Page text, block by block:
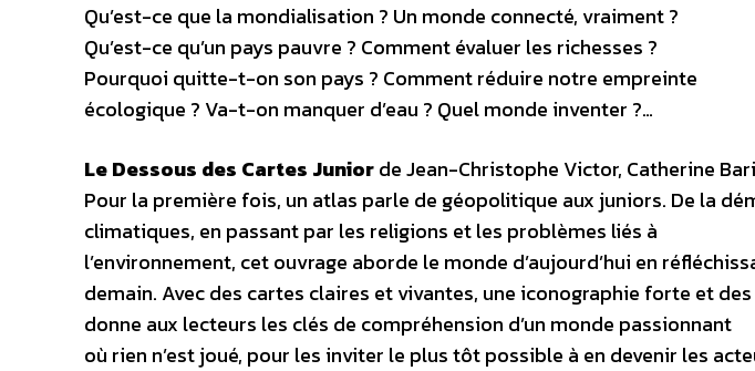
Qu’est-ce que la mondialisation ? Un monde connecté, vraiment ?
Qu’est-ce qu’un pays pauvre ? Comment évaluer les richesses ?
Pourquoi quitte-t-on son pays ? Comment réduire notre empreinte
écologique ? Va-t-on manquer d’eau ? Quel monde inventer ?…
Le Dessous des Cartes Juniorde Jean-Christophe Victor, Catherine
Pour la première fois, un atlas parle de géopolitique aux juniors. De la
climatiques, en passant par les religions et les problèmes liés à
l’environnement, cet ouvrage aborde le monde d’aujourd’hui en
demain. Avec des cartes claires et vivantes, une iconographie forte et
donne aux lecteurs les clés de compréhension d’un monde passionnant
où rien n’est joué, pour les inviter le plus tôt possible à en devenir les